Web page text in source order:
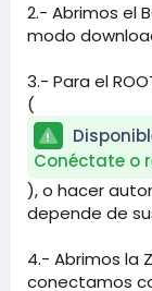
2.- Abrimos el
modo
3.- Para el
(
Conéctate o
), o hacer
depende de
4.- Abrimos la
conectamos